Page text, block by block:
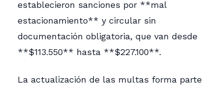
establecieron sanciones por **mal
estacionamiento** y circular sin
documentación obligatoria, que van desde
**$113.550** hasta **$227.100**.
La actualización de las multas forma parte